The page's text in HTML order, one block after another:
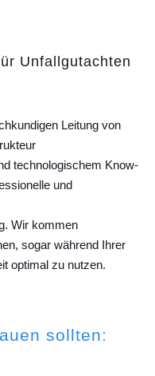
Unfallgutachten
Leitung von
technologischem Know-
und
Wir kommen
sogar während Ihrer
optimal zu nutzen.
sollten: